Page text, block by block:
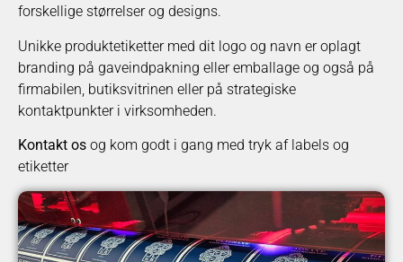
forskellige størrelser og designs.
Unikke produktetiketter med dit logo og navn er oplagt
branding på gaveindpakning eller emballage og også på
firmabilen, butiksvitrinen eller på strategiske
kontaktpunkter i virksomheden.
Kontakt os og kom godt i gang med tryk af labels og
etiketter